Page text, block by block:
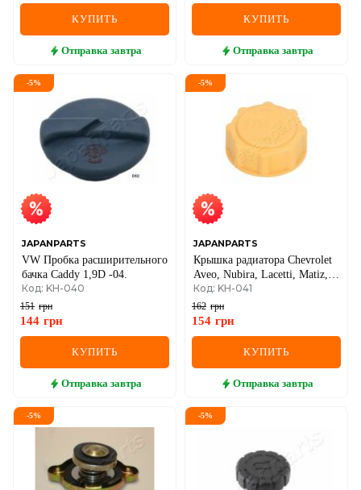
КУПИТЬ
Отправка завтра
КУПИТЬ
Отправка завтра
-5%
JAPANPARTS
VW Пробка расширительного
бачка Caddy 1,9D -04.
Код: KH-040
151 грн
144 грн
КУПИТЬ
Отправка завтра
-5%
JAPANPARTS
Крышка радиатора Chevrolet
Aveo, Nubira, Lacetti, Matiz,
Ford, Opel
Код: KH-041
162 грн
154 грн
КУПИТЬ
Отправка завтра
-5% -5%